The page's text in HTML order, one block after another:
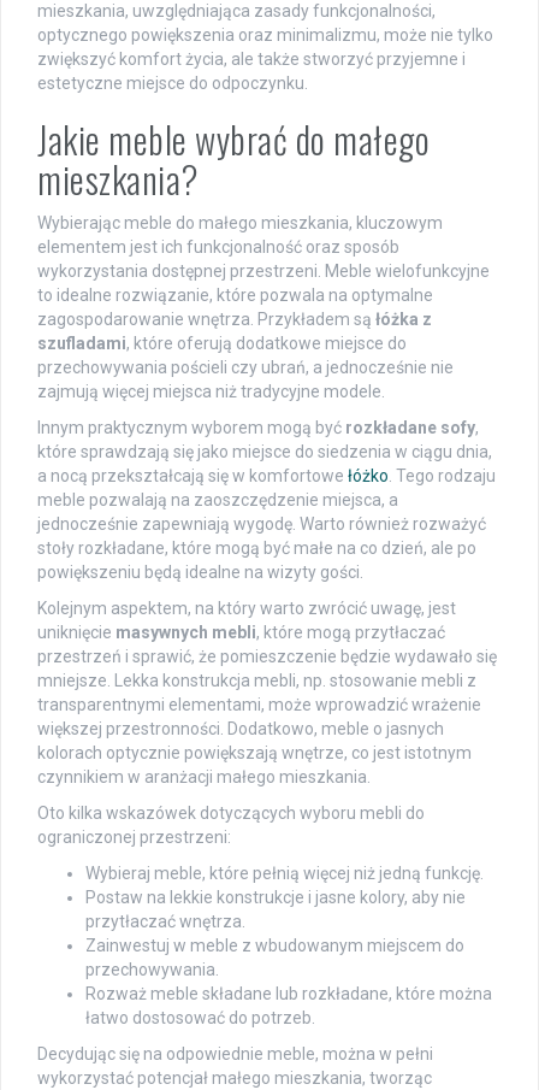
mieszkania, uwzględniająca zasady funkcjonalności,
optycznego powiększenia oraz minimalizmu, może nie tylko
zwiększyć komfort życia, ale także stworzyć przyjemne i
estetyczne miejsce do odpoczynku.
Jakie meble wybrać do małego
mieszkania?
Wybierając meble do małego mieszkania, kluczowym
elementem jest ich funkcjonalność oraz sposób
wykorzystania dostępnej przestrzeni. Meble wielofunkcyjne
to idealne rozwiązanie, które pozwala na optymalne
zagospodarowanie wnętrza. Przykładem są łóżka z
szufladami, które oferują dodatkowe miejsce do
przechowywania pościeli czy ubrań, a jednocześnie nie
zajmują więcej miejsca niż tradycyjne modele.
Innym praktycznym wyborem mogą być rozkładane sofy,
które sprawdzają się jako miejsce do siedzenia w ciągu dnia,
a nocą przekształcają się w komfortowe łóżko. Tego rodzaju
meble pozwalają na zaoszczędzenie miejsca, a
jednocześnie zapewniają wygodę. Warto również rozważyć
stoły rozkładane, które mogą być małe na co dzień, ale po
powiększeniu będą idealne na wizyty gości.
Kolejnym aspektem, na który warto zwrócić uwagę, jest
uniknięcie masywnych mebli, które mogą przytłaczać
przestrzeń i sprawić, że pomieszczenie będzie wydawało się
mniejsze. Lekka konstrukcja mebli, np. stosowanie mebli z
transparentnymi elementami, może wprowadzić wrażenie
większej przestronności. Dodatkowo, meble o jasnych
kolorach optycznie powiększają wnętrze, co jest istotnym
czynnikiem w aranżacji małego mieszkania.
Oto kilka wskazówek dotyczących wyboru mebli do
ograniczonej przestrzeni:
Wybieraj meble, które pełnią więcej niż jedną funkcję.
Postaw na lekkie konstrukcje i jasne kolory, aby nie
przytłaczać wnętrza.
Zainwestuj w meble z wbudowanym miejscem do
przechowywania.
Rozważ meble składane lub rozkładane, które można
łatwo dostosować do potrzeb.
Decydując się na odpowiednie meble, można w pełni
wykorzystać potencjał małego mieszkania, tworząc